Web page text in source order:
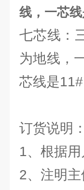
线，一芯
七芯线：
为地线，
芯线是
订货说明：
1、根据用
2、注明